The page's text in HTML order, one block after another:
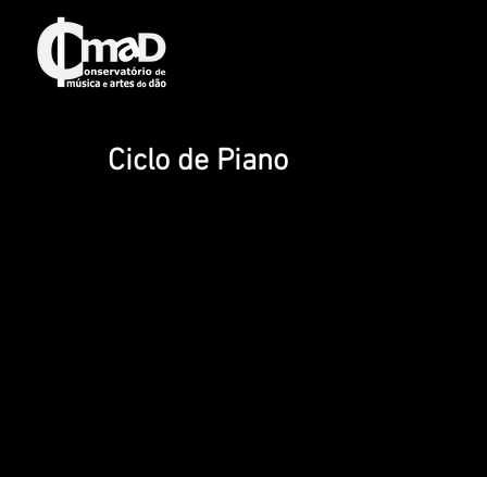
Ciclo de Piano